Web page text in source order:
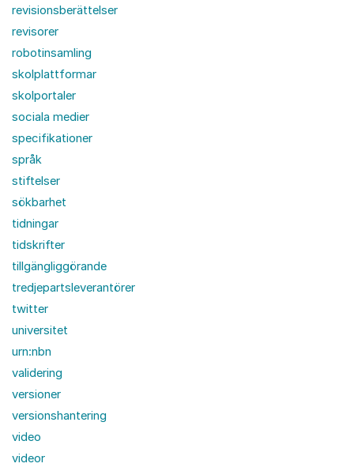
revisionsberättelser
revisorer
robotinsamling
skolplattformar
skolportaler
sociala medier
specifikationer
språk
stiftelser
sökbarhet
tidningar
tidskrifter
tillgängliggörande
tredjepartsleverantörer
twitter
universitet
urn:nbn
validering
versioner
versionshantering
video
videor